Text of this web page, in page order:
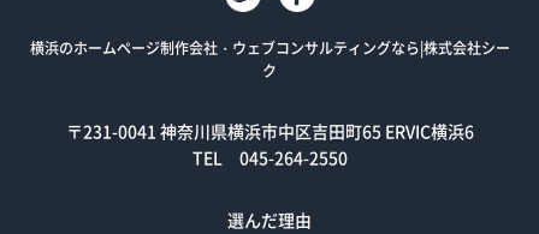
横浜のホームページ制作会社・ウェブコンサルティングなら|株式会社シー
ク
〒231-0041 神奈川県横浜市中区吉田町65 ERVIC横浜6
TEL 045-264-2550
選んだ理由